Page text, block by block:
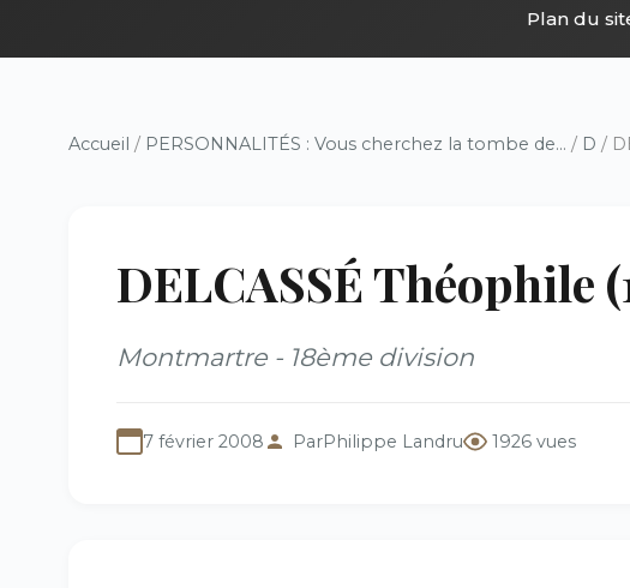
Plan du
Accueil / PERSONNALITÉS : Vous cherchez la tombe de... / D /
DELCASSÉ Théophile
Montmartre - 18ème division
7 février 2008 ParPhilippe Landru 1926 vues